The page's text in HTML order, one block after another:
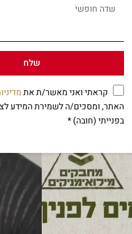
שלח
קראתי ואני מאשר/ת את
האתר, ומסכים/ה לשמירת המידע
בפנייתי (חובה) *